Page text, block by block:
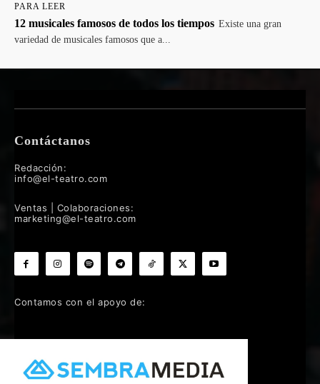
PARA LEER
12 musicales famosos de todos los tiempos Existe una gran
variedad de musicales famosos que a...
Contáctanos
Redacción:
info@el-teatro.com
Ventas | Colaboraciones:
marketing@el-teatro.com
Contamos con el apoyo de: